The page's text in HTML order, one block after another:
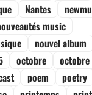
Nantes
music
nouvel album
octobre
poem poetry